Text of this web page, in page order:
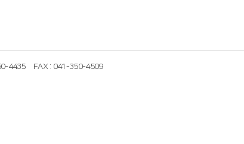
4435 FAX : 041-350-4509